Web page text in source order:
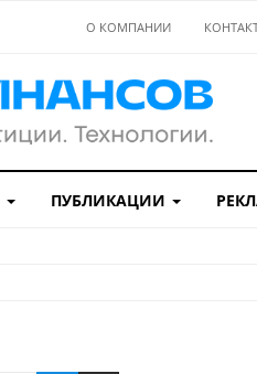
О КОМПАНИИ
ПУБЛИКАЦИИ